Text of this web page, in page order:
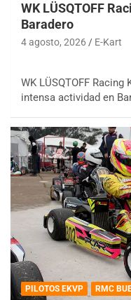
WK LÜSQTOFF
Baradero
4 agosto, 2026 E-Kart
WK LÜSQTOFF
intensa actividad en
PILOTOS EKVP RMC